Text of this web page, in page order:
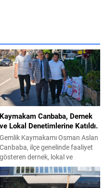
Kaymakam Canbaba, Dernek
ve Lokal Denetimlerine Katıldı.
Gemlik Kaymakamı Osman Aslan
Canbaba, ilçe genelinde faaliyet
gösteren dernek, lokal ve
kahvehanelere yönelik
gerçekleştirilen denetimlere
katıldı. Denetimlerde Kaymakam